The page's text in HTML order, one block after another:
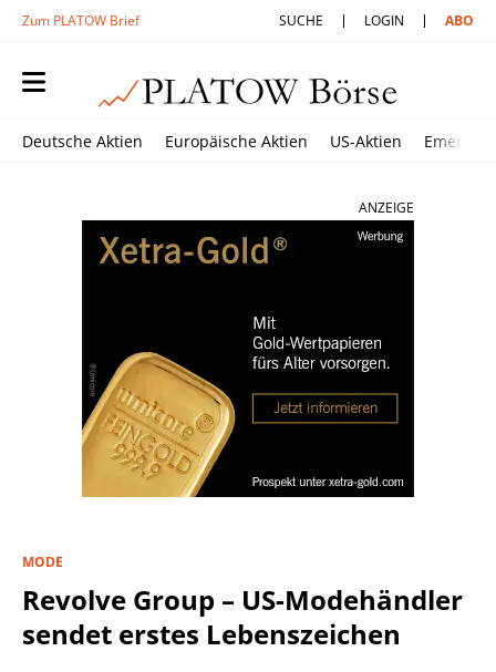
Zum PLATOW Brief SUCHE LOGIN ABO
Deutsche Aktien Europäische Aktien US-Aktien
ANZEIGE
MODE
Revolve Group – US-Modehändler
sendet erstes Lebenszeichen